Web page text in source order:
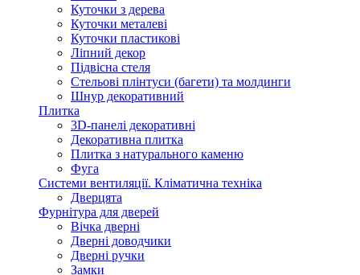
Куточки з дерева
Куточки металеві
Куточки пластикові
Ліпний декор
Підвісна стеля
Стельові плінтуси (багети) та молдинги
Шнур декоративний
Плитка
3D-панелі декоративні
Декоративна плитка
Плитка з натурального каменю
Фуга
Системи вентиляції. Кліматична техніка
Дверцята
Фурнітура для дверей
Вічка дверні
Дверні доводчики
Дверні ручки
Замки